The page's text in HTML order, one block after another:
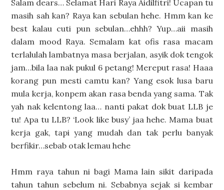
Salam dears… Selamat Hari Raya Aidilfitri! Ucapan tu
masih sah kan? Raya kan sebulan hehe. Hmm kan ke
best kalau cuti pun sebulan…ehhh? Yup…aii masih
dalam mood Raya. Semalam kat ofis rasa macam
terlalulah lambatnya masa berjalan, asyik dok tengok
jam…bila laa nak pukul 6 petang! Mereput rasa! Haaa
korang pun mesti camtu kan? Yang esok lusa baru
mula kerja, konpem akan rasa benda yang sama. Tak
yah nak kelentong laa… nanti pakat dok buat LLB je
tu! Apa tu LLB? ‘Look like busy’ jaa hehe. Mama buat
kerja gak, tapi yang mudah dan tak perlu banyak
berfikir…sebab otak lemau hehe
Hmm raya tahun ni bagi Mama lain sikit daripada
tahun tahun sebelum ni. Sebabnya sejak si kembar